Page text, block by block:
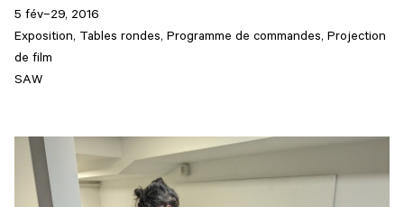
5 fév–29, 2016
Exposition, Tables rondes, Programme de commandes, Projection
de film
SAW